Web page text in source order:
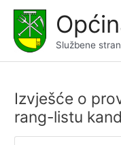
content
Službene
Izvješće o
rang-listu